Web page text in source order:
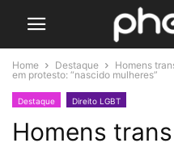
Home Destaque
Homens
em protesto: “nascido mulheres”
Destaque Direito LGBT
Homens